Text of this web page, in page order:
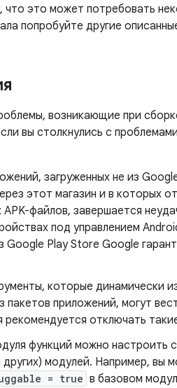
что это может потребовать
попробуйте другие
возникающие при
вы столкнулись с
загруженных не из
этот магазин и в которых
файлов, завершается
под управлением
Google Play Store Google
которые динамически
пакетов приложений, могут
рекомендуется отключать
функций можно настроить
модулей. Например, вы
= true в базовом